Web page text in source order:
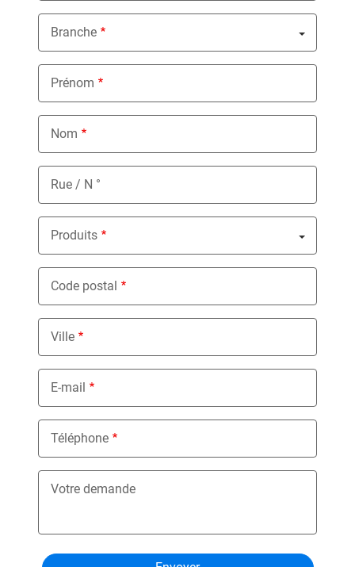
Branche
Nothing selected
Prénom
Nom
Rue / N °
Produits
Nothing selected
Code postal
Ville
E-mail
Téléphone
Votre demande